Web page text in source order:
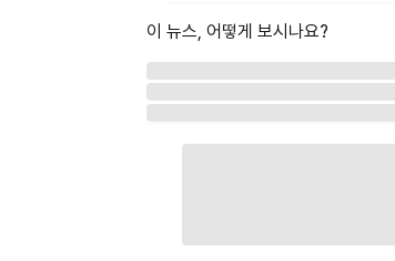
이 뉴스, 어떻게 보시나요?